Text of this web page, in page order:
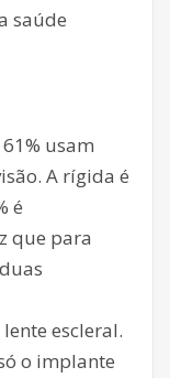
saúde
usam
A rígida é
é
que para
escleral.
o implante